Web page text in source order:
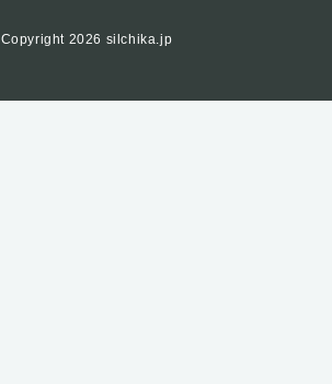
Copyright 2026 silchika.jp